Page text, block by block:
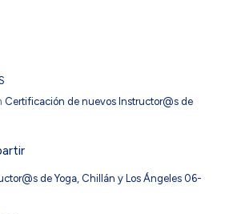
Certificación de nuevos Instructor@s de
de Yoga, Chillán y Los Ángeles 06-